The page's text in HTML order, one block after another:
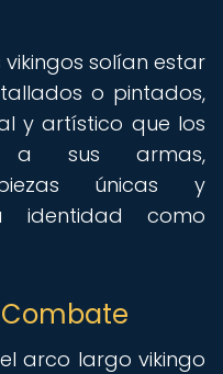
solían estar
o pintados,
y artístico que los
a sus armas,
únicas y
identidad como
Combate
arco largo vikingo